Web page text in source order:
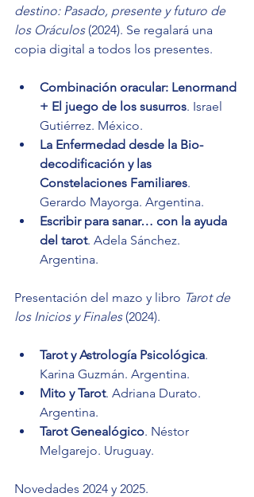
destino: Pasado, presente y futuro de
los Oráculos (2024). Se regalará una
copia digital a todos los presentes.
Combinación oracular: Lenormand
+ El juego de los susurros. Israel
Gutiérrez. México.
La Enfermedad desde la Bio-
decodificación y las
Constelaciones Familiares.
Gerardo Mayorga. Argentina.
Escribir para sanar… con la ayuda
del tarot. Adela Sánchez.
Argentina.
Presentación del mazo y libro Tarot de
los Inicios y Finales (2024).
Tarot y Astrología Psicológica.
Karina Guzmán. Argentina.
Mito y Tarot. Adriana Durato.
Argentina.
Tarot Genealógico. Néstor
Melgarejo. Uruguay.
Novedades 2024 y 2025.